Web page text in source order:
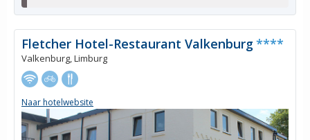
Fletcher Hotel-Restaurant Valkenburg****
Valkenburg, Limburg
Naar hotelwebsite